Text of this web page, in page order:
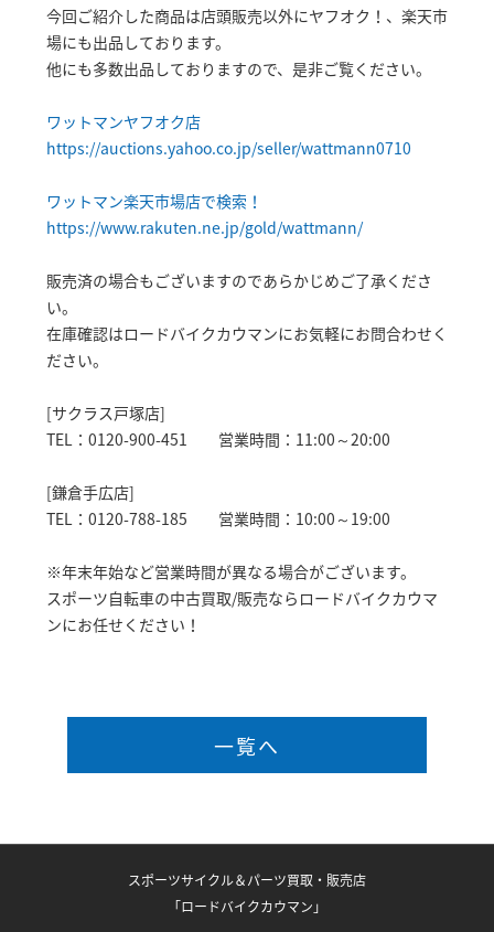
今回ご紹介した商品は店頭販売以外にヤフオク！、楽天市
場にも出品しております。
他にも多数出品しておりますので、是非ご覧ください。
ワットマンヤフオク店
https://auctions.yahoo.co.jp/seller/wattmann0710
ワットマン楽天市場店で検索！
https://www.rakuten.ne.jp/gold/wattmann/
販売済の場合もございますのであらかじめご了承くださ
い。
在庫確認はロードバイクカウマンにお気軽にお問合わせく
ださい。
[サクラス戸塚店]
TEL：0120-900-451 営業時間：11:00～20:00
[鎌倉手広店]
TEL：0120-788-185 営業時間：10:00～19:00
※年末年始など営業時間が異なる場合がございます。
スポーツ自転車の中古買取/販売ならロードバイクカウマ
ンにお任せください！
一覧へ
スポーツサイクル＆パーツ買取・販売店
「ロードバイクカウマン」